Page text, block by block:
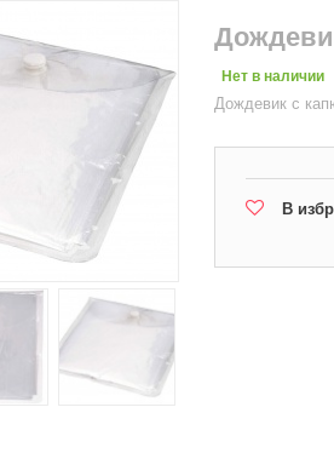
Нет в наличии
Дождевик с
В